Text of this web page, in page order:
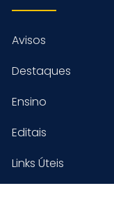
Avisos
Destaques
Ensino
Editais
Links Úteis